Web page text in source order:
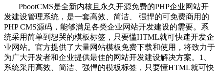
PbootCMS是全新内核且永久开源免费的PHP企业网站开
发建设管理系统，是一套高效、简洁、 强悍的可免费商用的
PHP CMS源码，能够满足各类企业网站开发建设的需要。系
统采用简单到想哭的模板标签，只要懂HTML就可快速开发企
业网站。官方提供了大量网站模板免费下载和使用，将致力于
为广大开发者和企业提供最佳的网站开发建设解决方案。1、
系统采用高效、简洁、强悍的模板标签，只要懂HTML就可快